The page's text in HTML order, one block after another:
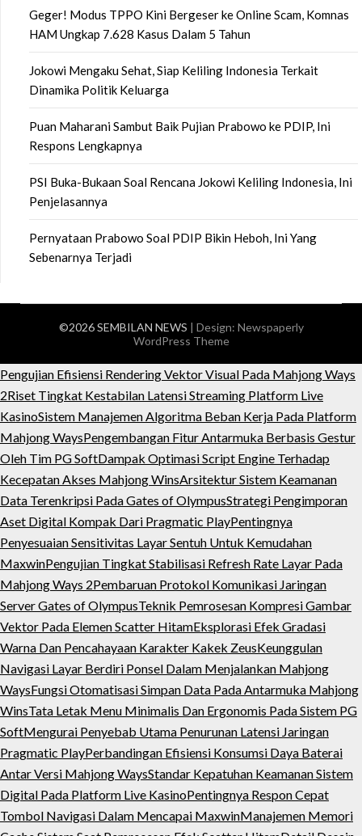
Geger! Modus TPPO Kini Bergeser ke Online Scam, Komnas
HAM Ungkap 7.628 Kasus Dalam 5 Tahun
Jokowi Mengaku Sehat, Siap Keliling Indonesia Terkait
Dinamika Politik Keluarga
Puan Maharani Sambut Baik Pujian Prabowo ke PDIP, Ini
Respons Lengkapnya
PSI Buka-Bukaan Soal Rencana Jokowi Keliling Indonesia, Ini
Penjelasannya
Pernyataan Prabowo Soal PDIP Bikin Heboh, Ini Yang
Sebenarnya Terjadi
©2026 SEMBILAN NEWS | Design: Newspaperly
WordPress Theme
Pengujian Efisiensi Rendering Vektor Visual Pada Mahjong Ways
2Riset Tingkat Kestabilan Latensi Streaming Platform Live
KasinoSistem Manajemen Algoritma Beban Kerja Pada Platform
Mahjong WaysPengembangan Fitur Antarmuka Berbasis Gestur
Oleh Tim PG SoftDampak Optimasi Script Engine Terhadap
Kecepatan Akses Mahjong WinsArsitektur Sistem Keamanan
Data Terenkripsi Pada Gates of OlympusStrategi Pengimporan
Aset Digital Kompak Dari Pragmatic PlayPentingnya
Penyesuaian Sensitivitas Layar Sentuh Untuk Kemudahan
MaxwinPengujian Tingkat Stabilisasi Refresh Rate Layar Pada
Mahjong Ways 2Pembaruan Protokol Komunikasi Jaringan
Server Gates of OlympusTeknik Pemrosesan Kompresi Gambar
Vektor Pada Elemen Scatter HitamEksplorasi Efek Gradasi
Warna Dan Pencahayaan Karakter Kakek ZeusKeunggulan
Navigasi Layar Berdiri Ponsel Dalam Menjalankan Mahjong
WaysFungsi Otomatisasi Simpan Data Pada Antarmuka Mahjong
WinsTata Letak Menu Minimalis Dan Ergonomis Pada Sistem PG
SoftMengurai Penyebab Utama Penurunan Latensi Jaringan
Pragmatic PlayPerbandingan Efisiensi Konsumsi Daya Baterai
Antar Versi Mahjong WaysStandar Kepatuhan Keamanan Sistem
Digital Pada Platform Live KasinoPentingnya Respon Cepat
Tombol Navigasi Dalam Mencapai MaxwinManajemen Memori